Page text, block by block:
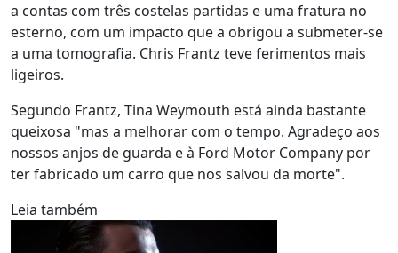
a contas com três costelas partidas e uma fratura no
esterno, com um impacto que a obrigou a submeter-se
a uma tomografia. Chris Frantz teve ferimentos mais
ligeiros.
Segundo Frantz, Tina Weymouth está ainda bastante
queixosa "mas a melhorar com o tempo. Agradeço aos
nossos anjos de guarda e à Ford Motor Company por
ter fabricado um carro que nos salvou da morte".
Leia também